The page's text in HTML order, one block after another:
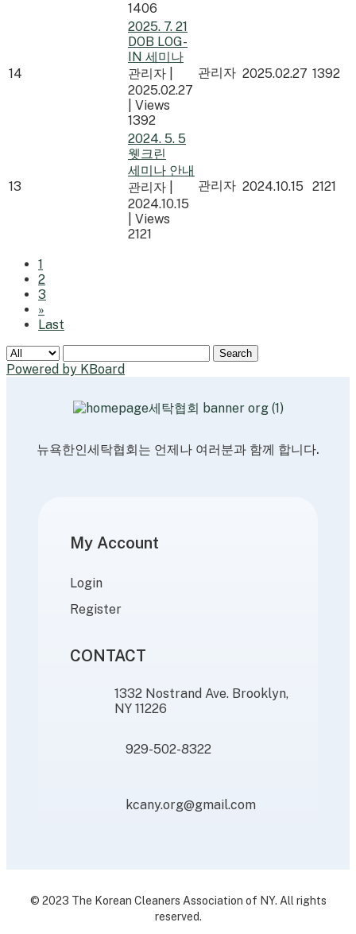
1406
14
2025. 7. 21
DOB LOG-
IN 세미나
관리자
2025.02.27
Views
1392
관리자 2025.02.27 1392
13
2024. 5. 5
웻크린
세미나 안내
관리자
2024.10.15
Views
2121
관리자 2024.10.15 2121
1
2
3
»
Last
Search
Powered by KBoard
뉴욕한인세탁협회는 언제나 여러분과 함께 합니다.
My Account
Login
Register
CONTACT
1332 Nostrand Ave. Brooklyn,
NY 11226
929-502-8322
kcany.org@gmail.com
© 2023 The Korean Cleaners Association of NY. All rights
reserved.